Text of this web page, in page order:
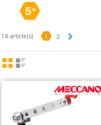
5+
18 article(s) 1 2